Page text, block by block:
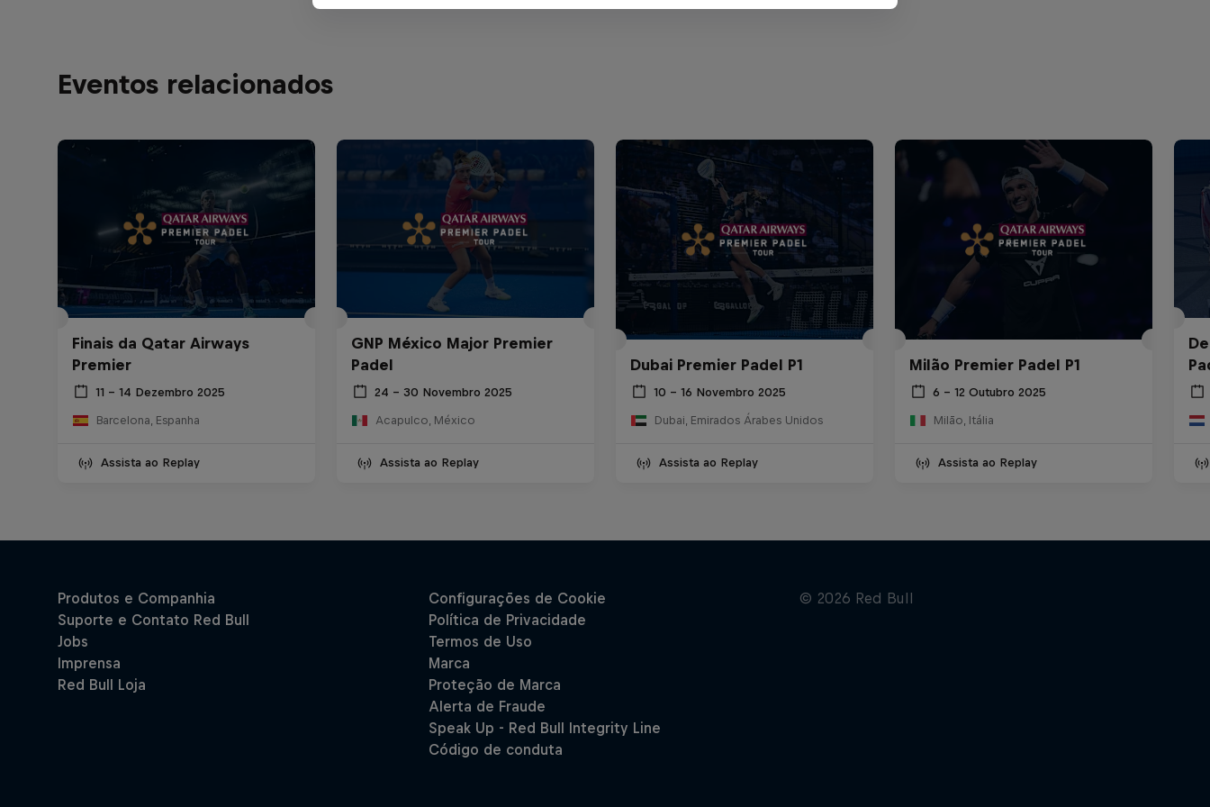
Eventos relacionados
Finais da Qatar Airways
Premier
11 – 14 Dezembro 2025
Barcelona, Espanha
Assista ao Replay
GNP México Major Premier
Padel
24 – 30 Novembro 2025
Acapulco, México
Assista ao Replay
Dubai Premier Padel P1
10 – 16 Novembro 2025
Dubai, Emirados Árabes Unidos
Assista ao Replay
Milão Premier Padel P1
6 – 12 Outubro 2025
Milão, Itália
Assista ao Replay